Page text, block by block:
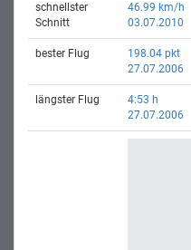
schnellster
Schnitt
46.99 km/h
03.07.2010
bester Flug
198.04 pkt
27.07.2006
längster Flug
4:53 h
27.07.2006